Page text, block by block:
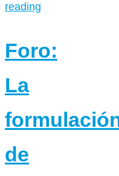
reading
Foro:
La
de